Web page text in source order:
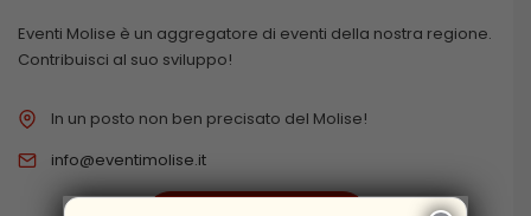
Eventi Molise è un aggregatore di eventi della nostra regione.
Contribuisci al suo sviluppo!
In un posto non ben precisato del Molise!
info@eventimolise.it